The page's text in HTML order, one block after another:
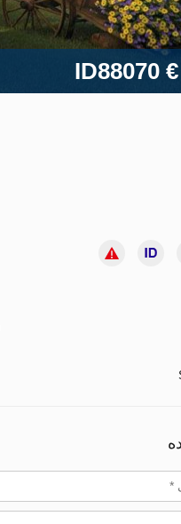
ID88070